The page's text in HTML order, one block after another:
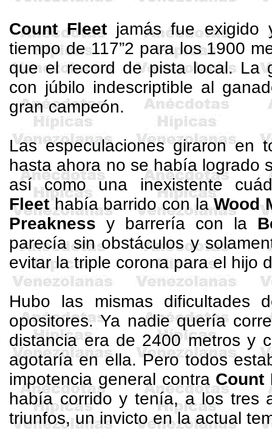
Count Fleet jamás fue exigido
tiempo de 117”2 para los1900
que el record de pista local. La
con júbilo indescriptible al
gran campeón.
Las especulaciones giraron en
hasta ahora no se había logrado
así como una inexistente
Fleethabía barrido conlaWood
Preaknessy barrería con la
parecía sin obstáculos y
evitar la triple corona para el hijo
Hubo las mismas dificultades
opositores. Ya nadie quería
distancia era de 2400 metros y
agotaría en ella. Pero todos
impotencia general contra Count
había corrido y tenía, a los tres
triunfos, un invicto en la actual